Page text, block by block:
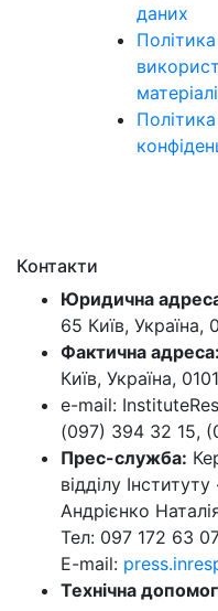
даних
Політика
Політика
Контакти
Юридична
65 Київ, Україна,
Фактична адреса:
Київ, Україна,
e-mail:
(097) 394 32 15,
Прес-служба:
відділу
Андрієнко
Тел: 097 172 63
E-mail:
Технічна